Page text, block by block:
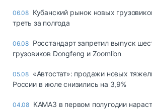
06.08 Кубанский рынок новых
треть за полгода
06.08 Росстандарт запретил выпуск
грузовиков Dongfeng и Zoomlion
05.08 «Автостат»: продажи новых
России в июле снизились на 3,9%
04.08 КАМАЗ в первом полугодии